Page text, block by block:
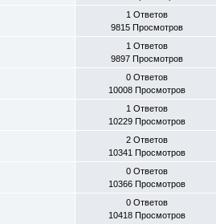
1 Ответов
9815 Просмотров
1 Ответов
9897 Просмотров
0 Ответов
10008 Просмотров
1 Ответов
10229 Просмотров
2 Ответов
10341 Просмотров
0 Ответов
10366 Просмотров
0 Ответов
10418 Просмотров